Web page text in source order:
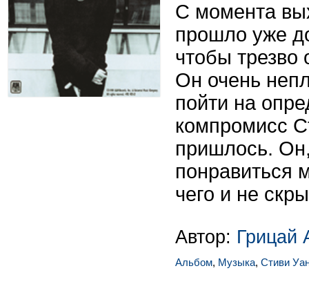
С момента
прошло уже
чтобы трезво
Он очень
пойти на
компромисс
пришлось.
понравиться
чего и не
Автор: Грицай
Альбом, Музыка, Стиви